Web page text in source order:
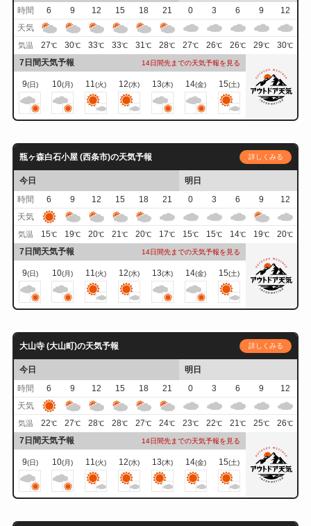
時間
6 9 12 15 18 21 0 3 6 9
12
天気
気温 27℃ 30℃ 33℃ 33℃ 31℃ 28℃ 27℃ 26℃ 26℃ 29℃ 30℃
7日間天気予報 14日間先までの天気予報を見る
9(日) 10(月) 11 (火) 12(水) 13(木) 14(金) 15(土)
瓶ヶ森白石小屋 (西条市)の天気予報 詳しくみる
今日
明日
時間
6 9 12 15 18 21 0 3 6 9
12
天気
気温 15℃ 19℃ 20℃ 21℃ 20℃ 17℃ 15℃ 15℃ 14℃ 19℃ 20℃
7日間天気予報 14日間先までの天気予報を見る
9(日) 10(月) 11(火) 12(水) 13(木) 14(金) 15(土)
大山寺 (大山町)の天気予報 詳しくみる
今日
明日
時間
6 9 12 15 18 21 0 3 6 9
12
天気
気温 22℃ 27℃ 28℃ 28℃ 27℃ 24℃ 23℃ 22℃ 21℃ 25℃ 26℃
7日間天気予報 14日間先までの天気予報を見る
9(日) 10(月) 11(火) 12(水) 13(木) 14(金) 15(土)